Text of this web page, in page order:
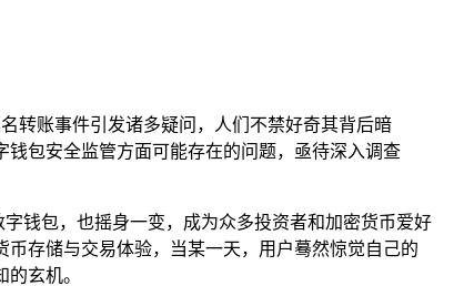
转账事件引发诸多疑问，人们不禁好奇其背后暗
钱包安全监管方面可能存在的问题，亟待深入调查
钱包，也摇身一变，成为众多投资者和加密货币爱好
存储与交易体验，当某一天，用户蓦然惊觉自己的
玄机。